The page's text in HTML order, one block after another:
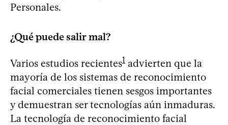
Personales.
¿Qué puede salir mal?
Varios estudios recientes1 advierten que la
mayoría de los sistemas de reconocimiento
facial comerciales tienen sesgos importantes
y demuestran ser tecnologías aún inmaduras.
La tecnología de reconocimiento facial